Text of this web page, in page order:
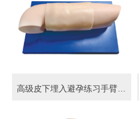
高级皮下埋入避孕练习手臂模型